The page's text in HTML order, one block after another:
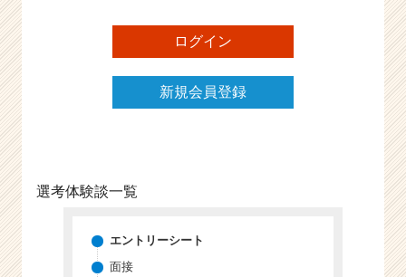
ログイン
新規会員登録
選考体験談一覧
エントリーシート
面接